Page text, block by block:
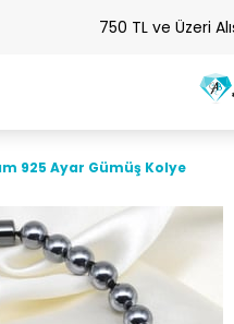
750 TL ve Üzeri
925 Ayar Gümüş Kolye